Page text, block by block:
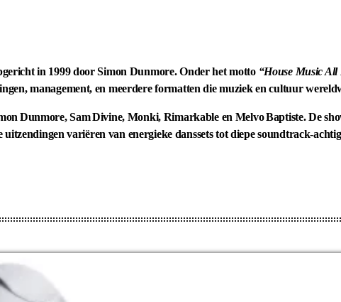
in 1999 door Simon Dunmore. Onder het motto “House Music
management, en meerdere format­ten die muziek en cultuur
Dunmore, Sam Divine, Monki, Rimarkable en Melvo Baptiste. De
variëren van energieke danssets tot diepe